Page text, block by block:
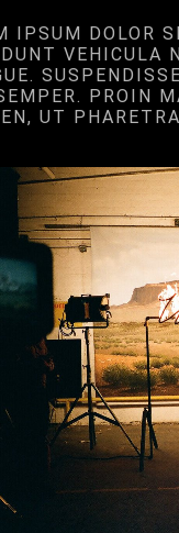
IPSUM DOLOR
VEHICULA
PROIN
UT